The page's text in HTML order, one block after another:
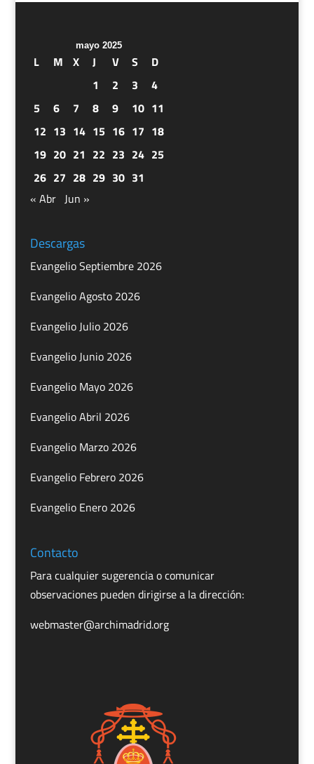
mayo 2025
L M X J V S
D
1
2 3
4
5
6 7 8 9 10 11
12 13 14 15 16 17 18
19 20 21 22 23 24 25
26 27 28 29 30 31
« Abr Jun »
Descargas
Evangelio Septiembre 2026
Evangelio Agosto 2026
Evangelio Julio 2026
Evangelio Junio 2026
Evangelio Mayo 2026
Evangelio Abril 2026
Evangelio Marzo 2026
Evangelio Febrero 2026
Evangelio Enero 2026
Contacto
Para cualquier sugerencia o comunicar
observaciones pueden dirigirse a la dirección:
webmaster@archimadrid.org